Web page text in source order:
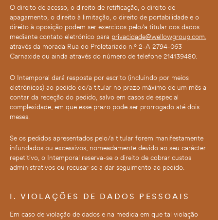
O direito de acesso, o direito de retificação, o direito de
apagamento, o direito à limitação, o direito de portabilidade e o
direito à oposição podem ser exercidos pelo/a titular dos dados
mediante contato eletrónico para privacidade@wellowgroup.com
através da morada Rua do Proletariado n.º 2-A 2794-063
Carnaxide ou ainda através do número de telefone 214139480.
O Intemporal dará resposta por escrito (incluindo por meios
eletrónicos) ao pedido do/a titular no prazo máximo de um mês a
contar da receção do pedido, salvo em casos de especial
complexidade, em que esse prazo pode ser prorrogado até dois
meses.
Se os pedidos apresentados pelo/a titular forem manifestamente
infundados ou excessivos, nomeadamente devido ao seu carácter
repetitivo, o Intemporal reserva-se o direito de cobrar custos
administrativos ou recusar-se a dar seguimento ao pedido.
I. VIOLAÇÕES DE DADOS PESSOAIS
Em caso de violação de dados e na medida em que tal violação